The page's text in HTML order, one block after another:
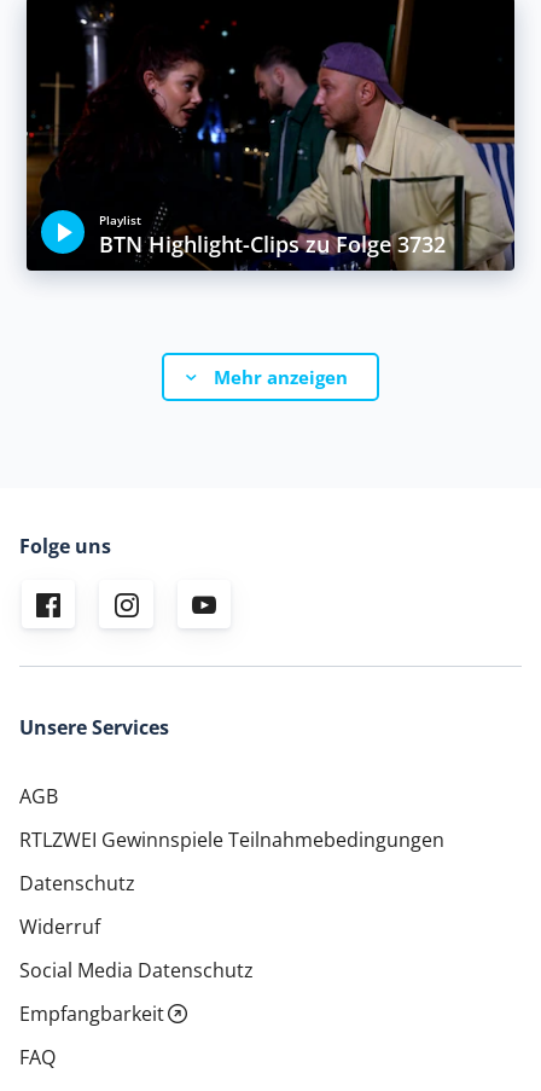
Playlist
BTN Highlight-Clips zu Folge 3732
Mehr anzeigen
Folge uns
Unsere Services
AGB
RTLZWEI Gewinnspiele Teilnahmebedingungen
Datenschutz
Widerruf
Social Media Datenschutz
Empfangbarkeit
FAQ